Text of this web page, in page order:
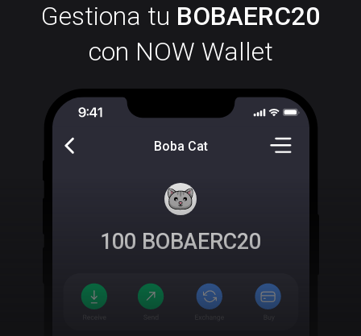
Gestiona tu BOBAERC20
con NOW Wallet
Boba Cat
100 BOBAERC20